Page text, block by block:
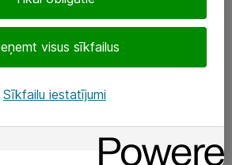
visus sīkfailus
Sīkfailu iestatījumi